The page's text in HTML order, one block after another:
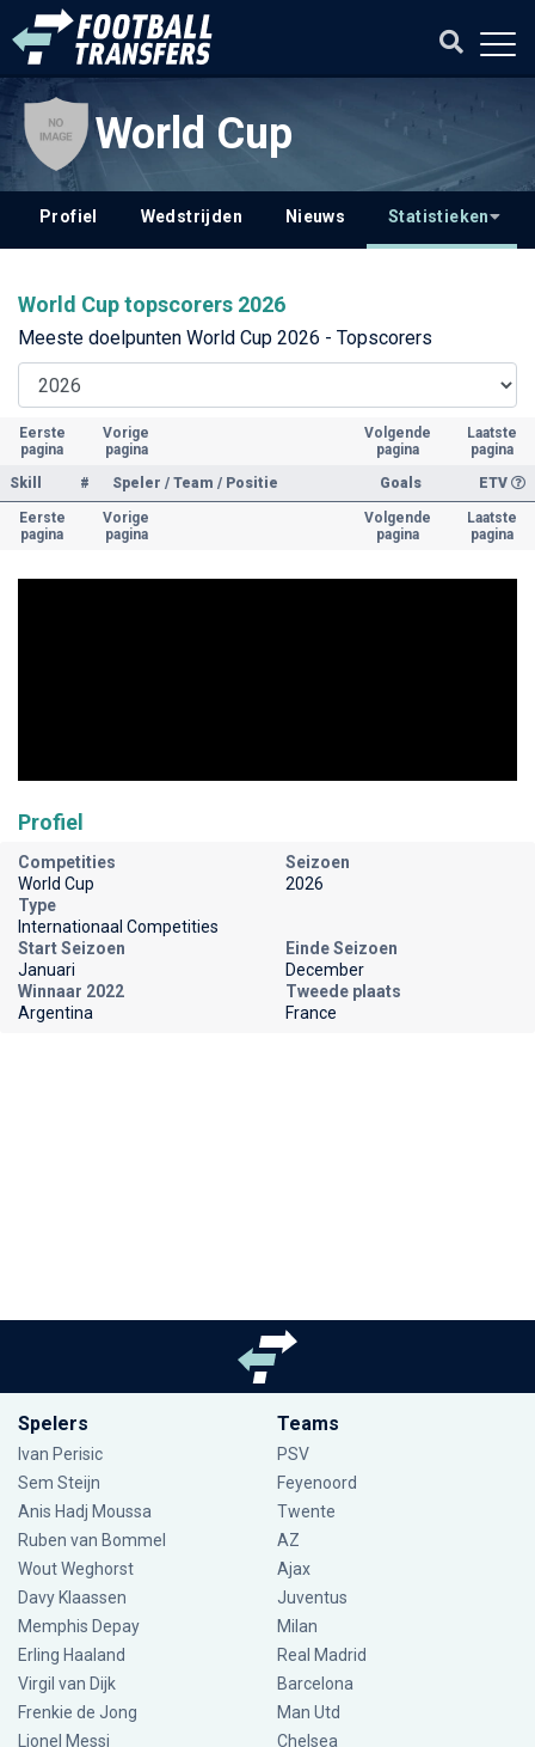
World Cup
Profiel Wedstrijden Nieuws Statistieken
World Cup topscorers 2026
Meeste doelpunten World Cup 2026 - Topscorers
Eerste
pagina
Vorige
pagina
Volgende
pagina
Laatste
pagina
Skill
# Speler / Team / Positie Goals ETV
Eerste
pagina
Vorige
pagina
Volgende
pagina
Laatste
pagina
Profiel
Competities
World Cup
Seizoen
2026
Type
Internationaal Competities
Start Seizoen
Januari
Einde Seizoen
December
Winnaar 2022
Argentina
Tweede plaats
France
Spelers
Ivan Perisic
Sem Steijn
Anis Hadj Moussa
Ruben van Bommel
Wout Weghorst
Davy Klaassen
Memphis Depay
Erling Haaland
Virgil van Dijk
Frenkie de Jong
Lionel Messi
Teams
PSV
Feyenoord
Twente
AZ
Ajax
Juventus
Milan
Real Madrid
Barcelona
Man Utd
Chelsea